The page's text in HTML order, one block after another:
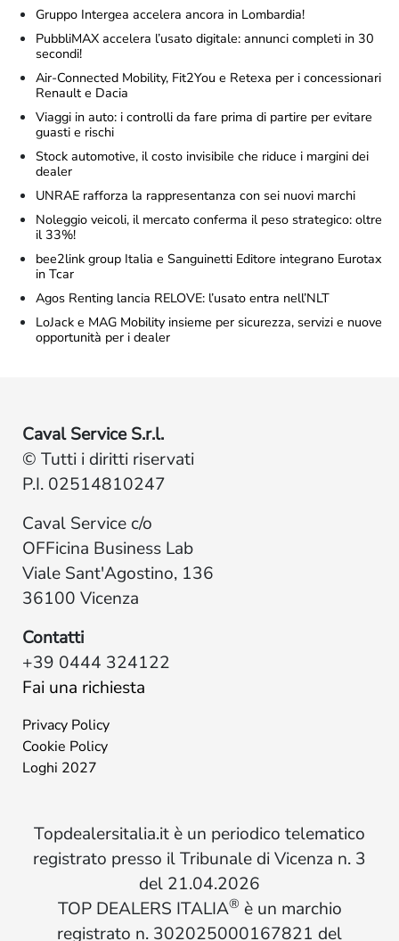
Gruppo Intergea accelera ancora in Lombardia!
PubbliMAX accelera l’usato digitale: annunci completi in 30
secondi!
Air-Connected Mobility, Fit2You e Retexa per i concessionari
Renault e Dacia
Viaggi in auto: i controlli da fare prima di partire per evitare
guasti e rischi
Stock automotive, il costo invisibile che riduce i margini dei
dealer
UNRAE rafforza la rappresentanza con sei nuovi marchi
Noleggio veicoli, il mercato conferma il peso strategico: oltre
il 33%!
bee2link group Italia e Sanguinetti Editore integrano Eurotax
in Tcar
Agos Renting lancia RELOVE: l’usato entra nell’NLT
LoJack e MAG Mobility insieme per sicurezza, servizi e nuove
opportunità per i dealer
Caval Service S.r.l.
© Tutti i diritti riservati
P.I. 02514810247
Caval Service c/o
OFFicina Business Lab
Viale Sant'Agostino, 136
36100 Vicenza
Contatti
+39 0444 324122
Fai una richiesta
Privacy Policy
Cookie Policy
Loghi 2027
Topdealersitalia.it è un periodico telematico
registrato presso il Tribunale di Vicenza n. 3
del 21.04.2026
TOP DEALERS ITALIA® è un marchio
registrato n. 302025000167821 del